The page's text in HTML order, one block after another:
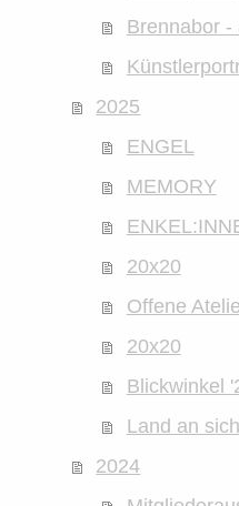
Brennabor -
2025
ENGEL
MEMORY
20x20
Offene
20x20
Blickwinkel
Land an
2024